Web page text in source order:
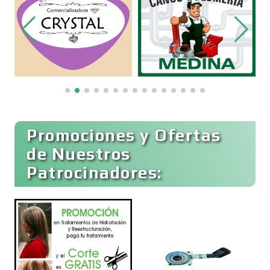
Bordados y Estampados
Cafeterías
Cajas de Ahorro
Cámaras de Comercio
Promociones y Ofertas
de Nuestros
Patrocinadores: